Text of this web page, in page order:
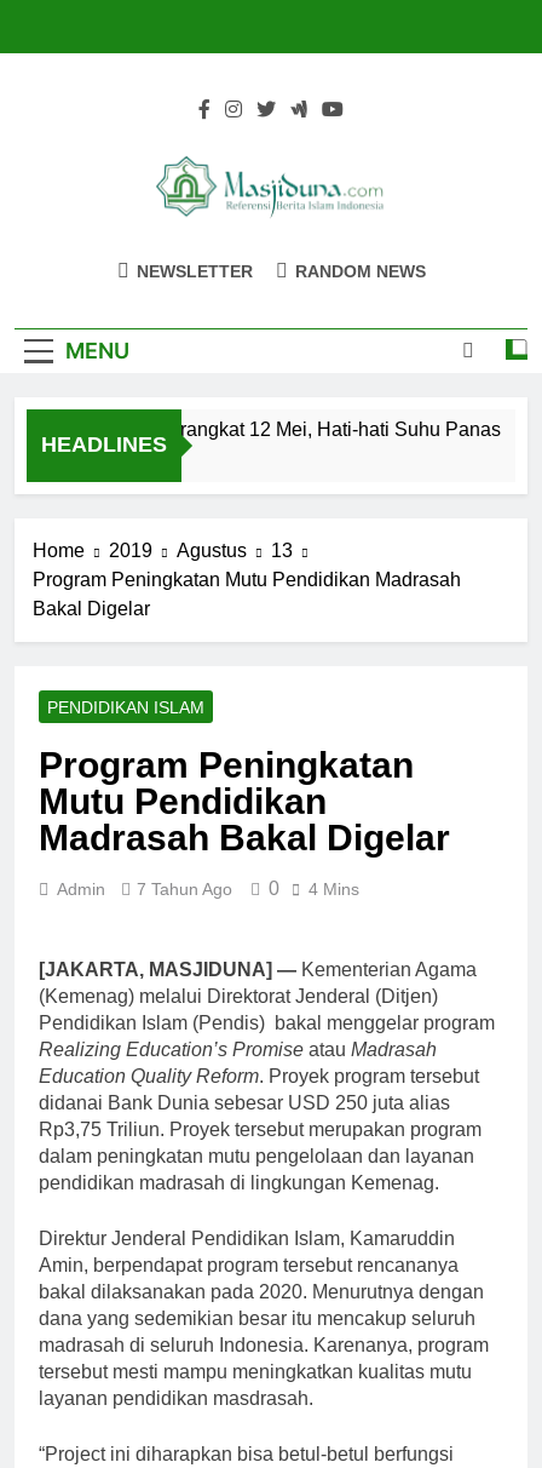
Masjiduna
NEWSLETTER RANDOM NEWS
MENU
HEADLINES
Pertama Berangkat 12 Mei, Hati-hati Suhu Panas
Home 2019 Agustus
13
Program Peningkatan Mutu Pendidikan Madrasah
Bakal Digelar
PENDIDIKAN ISLAM
Program Peningkatan
Mutu Pendidikan
Madrasah Bakal Digelar
Admin 7 Tahun Ago 0 4 Mins
[JAKARTA, MASJIDUNA] — Kementerian Agama
(Kemenag) melalui Direktorat Jenderal (Ditjen)
Pendidikan Islam (Pendis) bakal menggelar program
Realizing Education’s Promise atau Madrasah
Education Quality Reform. Proyek program tersebut
didanai Bank Dunia sebesar USD 250 juta alias
Rp3,75 Triliun. Proyek tersebut merupakan program
dalam peningkatan mutu pengelolaan dan layanan
pendidikan madrasah di lingkungan Kemenag.
Direktur Jenderal Pendidikan Islam, Kamaruddin
Amin, berpendapat program tersebut rencananya
bakal dilaksanakan pada 2020. Menurutnya dengan
dana yang sedemikian besar itu mencakup seluruh
madrasah di seluruh Indonesia. Karenanya, program
tersebut mesti mampu meningkatkan kualitas mutu
layanan pendidikan masdrasah.
“Project ini diharapkan bisa betul-betul berfungsi